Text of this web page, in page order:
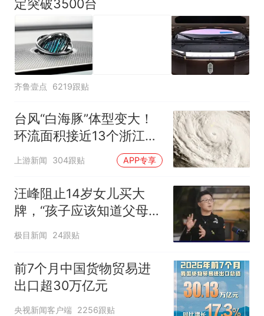
定突破3500台
齐鲁壹点 6219跟贴
台风“白海豚”体型变大！
环流面积接近13个浙江那
么大
上游新闻 304跟贴 APP专享
汪峰阻止14岁女儿买大
牌，“孩子应该知道父母的
不易”，称自己买衣服80%
极目新闻 24跟贴
前7个月中国货物贸易进
出口超30万亿元
央视新闻客户端 2256跟贴